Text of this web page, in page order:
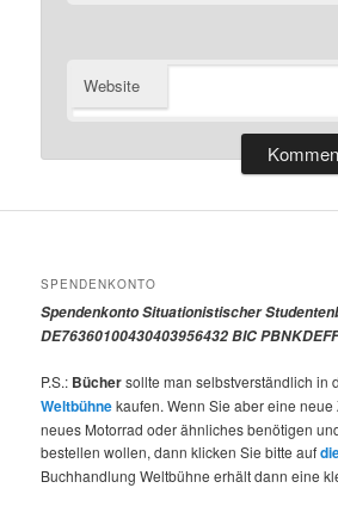
Website
SPENDENKONTO
Spendenkonto Situationistischer
DE76360100430403956432 BIC
P.S.: Büchersollte man selbstverständlich in
Weltbühnekaufen. Wenn Sie aber eine
neues Motorrad oder ähnliches benötigen
bestellen wollen, dann klicken Sie bitte auf
Buchhandlung Weltbühne erhält dann eine